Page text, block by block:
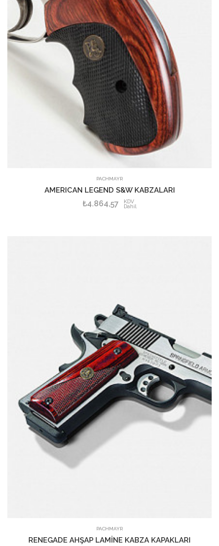
PACHMAYR
AMERICAN LEGEND S&W KABZALARI
₺4.864,57 KDV
Dahil
PACHMAYR
RENEGADE AHŞAP LAMİNE KABZA KAPAKLARI